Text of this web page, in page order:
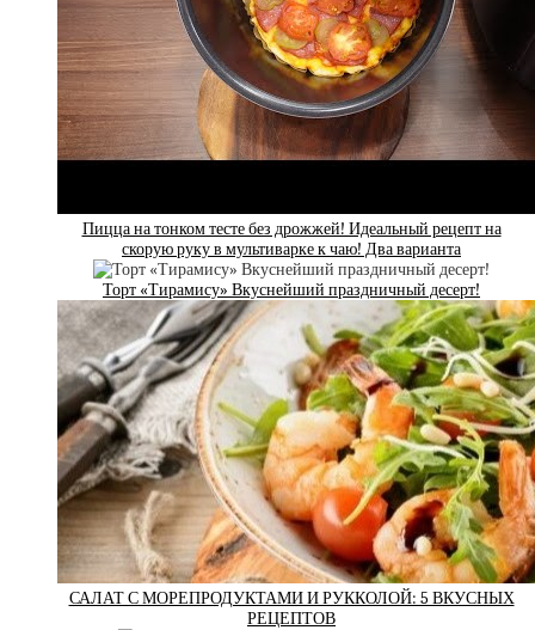
Пицца на тонком тесте без дрожжей! Идеальный рецепт на
скорую руку в мультиварке к чаю! Два варианта
Торт «Тирамису» Вкуснейший праздничный десерт!
САЛАТ С МОРЕПРОДУКТАМИ И РУККОЛОЙ: 5 ВКУСНЫХ
РЕЦЕПТОВ